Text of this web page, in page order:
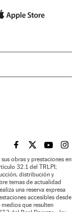
EL PAÍS BRASIL EN
EL PAÍSEL PAÍS
EL
obras y prestaciones en
32.1 del TRLPI;
distribución y
temas de actualidad
una reserva expresa
accesibles desde
que resulten